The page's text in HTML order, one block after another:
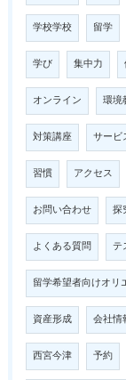
学校学校 留学
学び 集中力
オンライン 環境
対策講座 サービ
習慣 アクセス
お問い合わせ 探
よくある質問 テ
留学希望者向けオリ
資産形成 会社情
西宮今津 予約